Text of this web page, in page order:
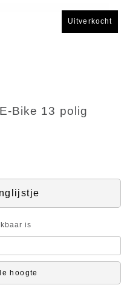
Uitverkocht
Bike 13 polig
is
hoogte